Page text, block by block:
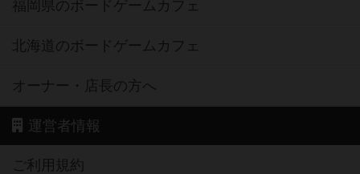
福岡県のボードゲームカフェ
北海道のボードゲームカフェ
オーナー・店長の方へ
運営者情報
ご利用規約